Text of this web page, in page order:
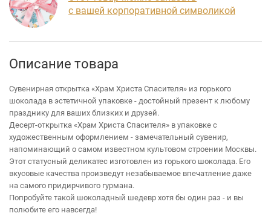
с вашей корпоративной символикой
Описание товара
Сувенирная открытка «Храм Христа Спасителя» из горького
шоколада в эстетичной упаковке - достойный презент к любому
празднику для ваших близких и друзей.
Десерт-открытка «Храм Христа Спасителя» в упаковке с
художественным оформлением - замечательный сувенир,
напоминающий о самом известном культовом строении Москвы.
Этот статусный деликатес изготовлен из горького шоколада. Его
вкусовые качества произведут незабываемое впечатление даже
на самого придирчивого гурмана.
Попробуйте такой шоколадный шедевр хотя бы один раз - и вы
полюбите его навсегда!